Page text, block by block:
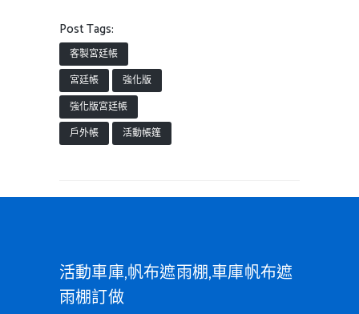
Post Tags:
客製宮廷帳
宮廷帳
強化版
強化版宮廷帳
戶外帳
活動帳篷
活動車庫,帆布遮雨棚,車庫帆布遮
雨棚訂做